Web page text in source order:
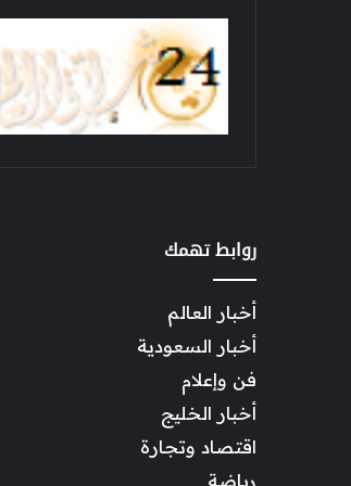
روابط تهمك
أخبار العالم
أخبار السعودية
فن وإعلام
أخبار الخليج
اقتصاد وتجارة
رياضة